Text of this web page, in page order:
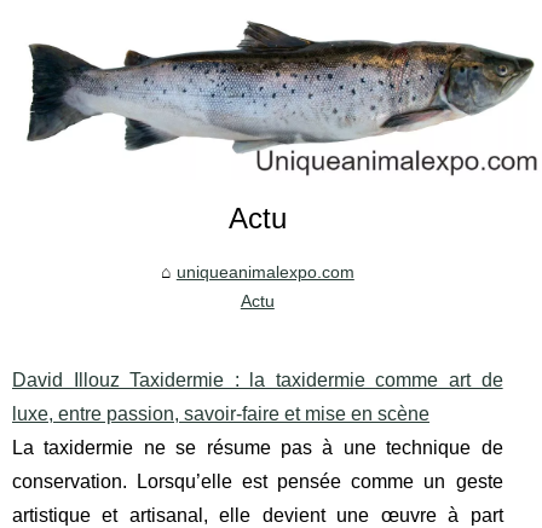
Actu
uniqueanimalexpo.com
Actu
David Illouz Taxidermie : la taxidermie comme art de
luxe, entre passion, savoir-faire et mise en scène
La taxidermie ne se résume pas à une technique de
conservation. Lorsqu’elle est pensée comme un geste
artistique et artisanal, elle devient une œuvre à part